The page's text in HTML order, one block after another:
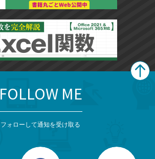
FOLLOW ME
フォローして通知を受け取る